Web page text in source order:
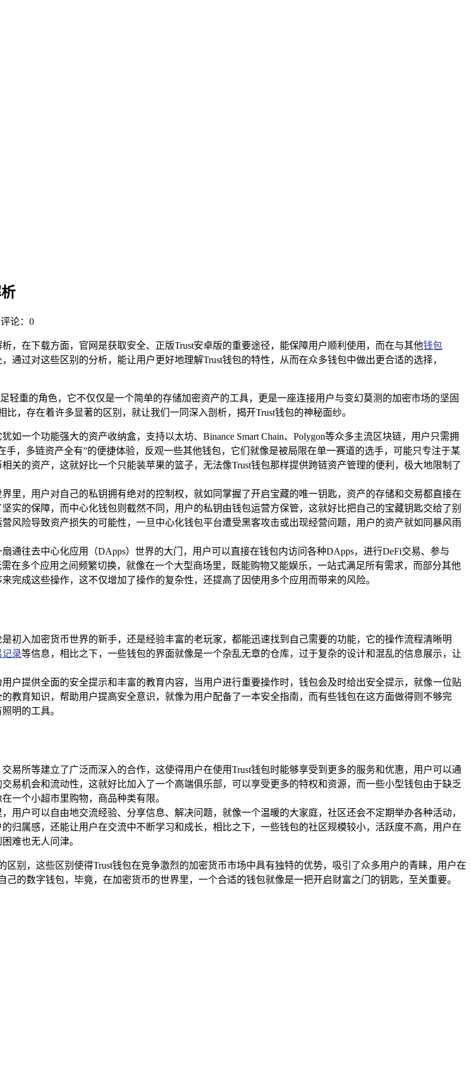
评论：0
，在下载方面，官网是获取安全、正版Trust安卓版的重要途径，能保障用户顺利使用，而在与其他钱包
通过对这些区别的分析，能让用户更好地理解Trust钱包的特性，从而在众多钱包中做出更合适的选择，
重的角色，它不仅仅是一个简单的存储加密资产的工具，更是一座连接用户与变幻莫测的加密市场的坚固
，存在着许多显著的区别，就让我们一同深入剖析，揭开Trust钱包的神秘面纱。
如一个功能强大的资产收纳盒，支持以太坊、Binance Smart Chain、Polygon等众多主流区块链，用户只需拥
，多链资产全有”的便捷体验，反观一些其他钱包，它们就像是被局限在单一赛道的选手，可能只专注于某
关的资产，这就好比一个只能装苹果的篮子，无法像Trust钱包那样提供跨链资产管理的便利，极大地限制了
里，用户对自己的私钥拥有绝对的控制权，就如同掌握了开启宝藏的唯一钥匙，资产的存储和交易都直接在
实的保障，而中心化钱包则截然不同，用户的私钥由钱包运营方保管，这就好比把自己的宝藏钥匙交给了别
风险导致资产损失的可能性，一旦中心化钱包平台遭受黑客攻击或出现经营问题，用户的资产就如同暴风雨
通往去中心化应用（DApps）世界的大门，用户可以直接在钱包内访问各种DApps，进行DeFi交易、参与
在多个应用之间频繁切换，就像在一个大型商场里，既能购物又能娱乐，一站式满足所有需求，而部分其他
完成这些操作，这不仅增加了操作的复杂性，还提高了因使用多个应用而带来的风险。
初入加密货币世界的新手，还是经验丰富的老玩家，都能迅速找到自己需要的功能，它的操作流程清晰明
记录等信息，相比之下，一些钱包的界面就像是一个杂乱无章的仓库，过于复杂的设计和混乱的信息展示，让
户提供全面的安全提示和丰富的教育内容，当用户进行重要操作时，钱包会及时给出安全提示，就像一位贴
教育知识，帮助用户提高安全意识，就像为用户配备了一本安全指南，而有些钱包在这方面做得则不够完
明的工具。
易所等建立了广泛而深入的合作，这使得用户在使用Trust钱包时能够享受到更多的服务和优惠，用户可以通
易机会和流动性，这就好比加入了一个高端俱乐部，可以享受更多的特权和资源，而一些小型钱包由于缺乏
一个小超市里购物，商品种类有限。
用户可以自由地交流经验、分享信息、解决问题，就像一个温暖的大家庭，社区还会不定期举办各种活动，
归属感，还能让用户在交流中不断学习和成长，相比之下，一些钱包的社区规模较小，活跃度不高，用户在
难也无人问津。
别，这些区别使得Trust钱包在竞争激烈的加密货币市场中具有独特的优势，吸引了众多用户的青睐，用户在
的数字钱包，毕竟，在加密货币的世界里，一个合适的钱包就像是一把开启财富之门的钥匙，至关重要。